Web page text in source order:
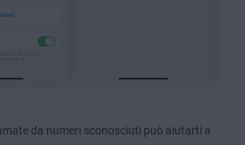
da numeri sconosciuti può aiutarti a